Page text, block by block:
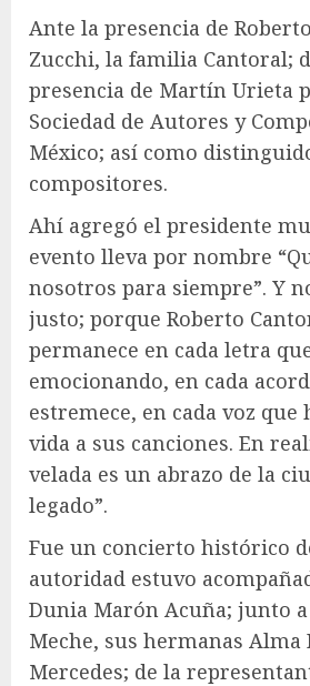
Ante la presencia de
Zucchi, la familia Cantoral;
presencia de Martín Urieta
Sociedad de Autores y
México; así como
compositores.
Ahí agregó el presidente
evento lleva por nombre
nosotros para siempre”. Y
justo; porque Roberto
permanece en cada letra
emocionando, en cada
estremece, en cada voz que
vida a sus canciones. En
velada es un abrazo de la
legado”.
Fue un concierto histórico
autoridad estuvo
Dunia Marón Acuña; junto
Meche, sus hermanas Alma
Mercedes; de la